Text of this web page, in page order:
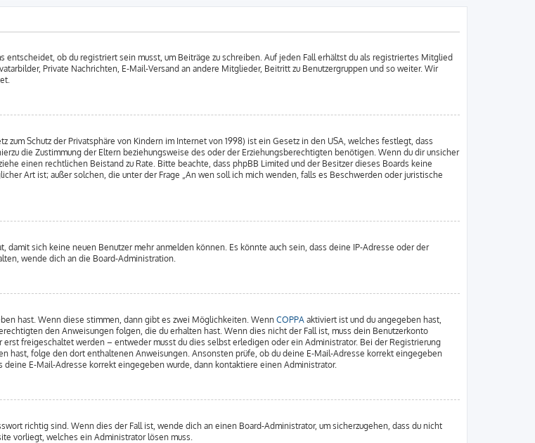
ob du registriert sein musst, um Beiträge zu schreiben. Auf jeden Fall erhältst du als registriertes Mitglied
Private Nachrichten, E-Mail-Versand an andere Mitglieder, Beitritt zu Benutzergruppen und so weiter. Wir
zum Schutz der Privatsphäre von Kindern im Internet von 1998) ist ein Gesetz in den USA, welches festlegt, dass
die Zustimmung der Eltern beziehungsweise des oder der Erziehungsberechtigten benötigen. Wenn du dir unsicher
einen rechtlichen Beistand zu Rate. Bitte beachte, dass phpBB Limited und der Besitzer dieses Boards keine
Art ist; außer solchen, die unter der Frage „An wen soll ich mich wenden, falls es Beschwerden oder juristische
sich keine neuen Benutzer mehr anmelden können. Es könnte auch sein, dass deine IP-Adresse oder der
wende dich an die Board-Administration.
hast. Wenn diese stimmen, dann gibt es zwei Möglichkeiten. Wenn COPPA aktiviert ist und du angegeben hast,
den Anweisungen folgen, die du erhalten hast. Wenn dies nicht der Fall ist, muss dein Benutzerkonto
freigeschaltet werden – entweder musst du dies selbst erledigen oder ein Administrator. Bei der Registrierung
hast, folge den dort enthaltenen Anweisungen. Ansonsten prüfe, ob du deine E-Mail-Adresse korrekt eingegeben
E-Mail-Adresse korrekt eingegeben wurde, dann kontaktiere einen Administrator.
richtig sind. Wenn dies der Fall ist, wende dich an einen Board-Administrator, um sicherzugehen, dass du nicht
vorliegt, welches ein Administrator lösen muss.